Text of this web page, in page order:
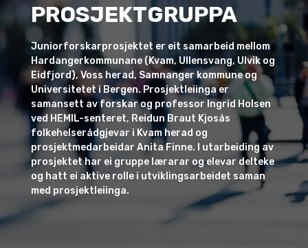
PROSJEKTGRUPPA
Juniorforskarprosjektet er eit samarbeid mellom
Hardangerkommunane (Kvam, Ullensvang, Ulvik og
Eidfjord), Voss herad, Samnanger kommune og
Universitetet i Bergen. Prosjektleiinga er
samansett av forskar og professor Ingrid Holsen
ved HEMIL-senteret, Reidun Braut Kjosås
folkehelserådgjevar i Kvam herad og
prosjektmedarbeidar Anita Finne. I utarbeiding av
prosjektet har ei gruppe lærarar og elevar delteke
og hatt ei aktive rolle i utviklingsarbeidet saman
med prosjektleiinga.